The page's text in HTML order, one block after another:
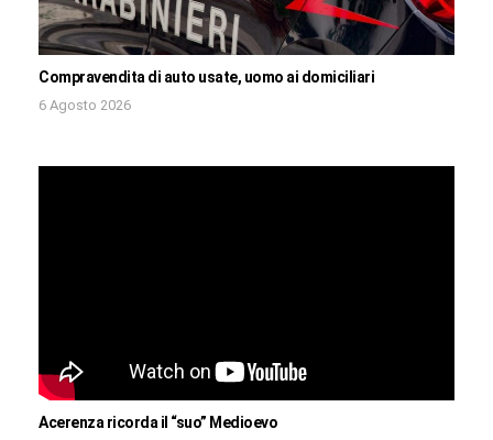
Compravendita di auto usate, uomo ai domiciliari
6 Agosto 2026
Acerenza ricorda il “suo” Medioevo